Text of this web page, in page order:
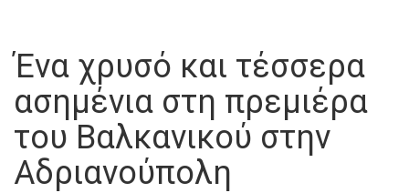
Ένα χρυσό και τέσσερα
ασημένια στη πρεμιέρα
του Βαλκανικού στην
Αδριανούπολη